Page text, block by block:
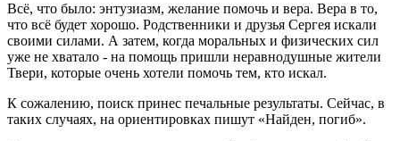
Всё, что было: энтузиазм, желание помочь и вера. Вера в то,
что всё будет хорошо. Родственники и друзья Сергея искали
своими силами. А затем, когда моральных и физических сил
уже не хватало - на помощь пришли неравнодушные жители
Твери, которые очень хотели помочь тем, кто искал.
К сожалению, поиск принес печальные результаты. Сейчас, в
таких случаях, на ориентировках пишут «Найден, погиб».